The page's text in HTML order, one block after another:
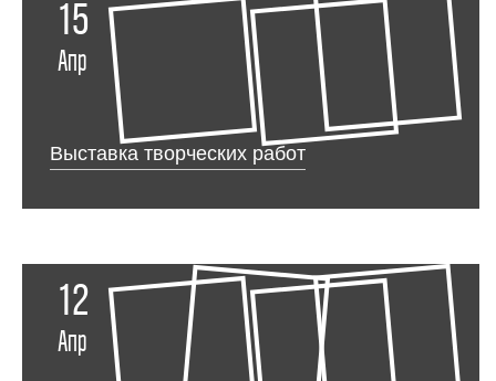
15
Апр
Выставка творческих работ
12
Апр